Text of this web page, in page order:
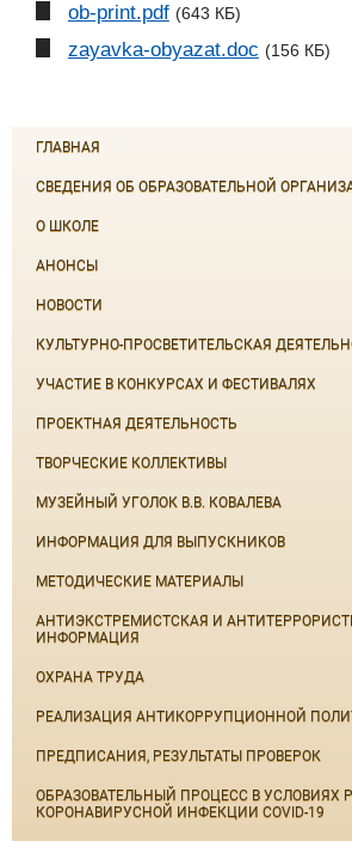
ob-print.pdf (643 КБ)
zayavka-obyazat.doc (156 КБ)
ГЛАВНАЯ
СВЕДЕНИЯ ОБ ОБРАЗОВАТЕЛЬНОЙ
О ШКОЛЕ
АНОНСЫ
НОВОСТИ
КУЛЬТУРНО-ПРОСВЕТИТЕЛЬСКАЯ
УЧАСТИЕ В КОНКУРСАХ И ФЕСТИВАЛЯХ
ПРОЕКТНАЯ ДЕЯТЕЛЬНОСТЬ
ТВОРЧЕСКИЕ КОЛЛЕКТИВЫ
МУЗЕЙНЫЙ УГОЛОК В.В. КОВАЛЕВА
ИНФОРМАЦИЯ ДЛЯ ВЫПУСКНИКОВ
МЕТОДИЧЕСКИЕ МАТЕРИАЛЫ
АНТИЭКСТРЕМИСТСКАЯ И
ИНФОРМАЦИЯ
ОХРАНА ТРУДА
РЕАЛИЗАЦИЯ АНТИКОРРУПЦИОННОЙ
ПРЕДПИСАНИЯ, РЕЗУЛЬТАТЫ ПРОВЕРОК
ОБРАЗОВАТЕЛЬНЫЙ ПРОЦЕСС В УСЛОВИЯХ
КОРОНАВИРУСНОЙ ИНФЕКЦИИ COVID-19